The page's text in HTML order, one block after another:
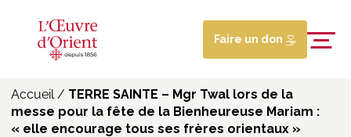
Faire un don
Accueil/ TERRE SAINTE – Mgr Twal lors de la
messe pour la fête de la Bienheureuse Mariam :
« elle encourage tous ses frères orientaux »